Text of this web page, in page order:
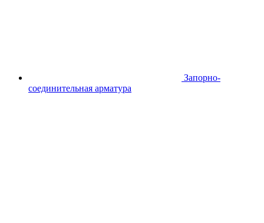
Запорно-
соединительная арматура